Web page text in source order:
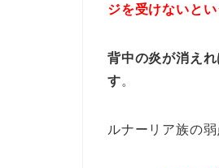
ジを受けないと
背中の炎が消え
す。
ルナーリア族の